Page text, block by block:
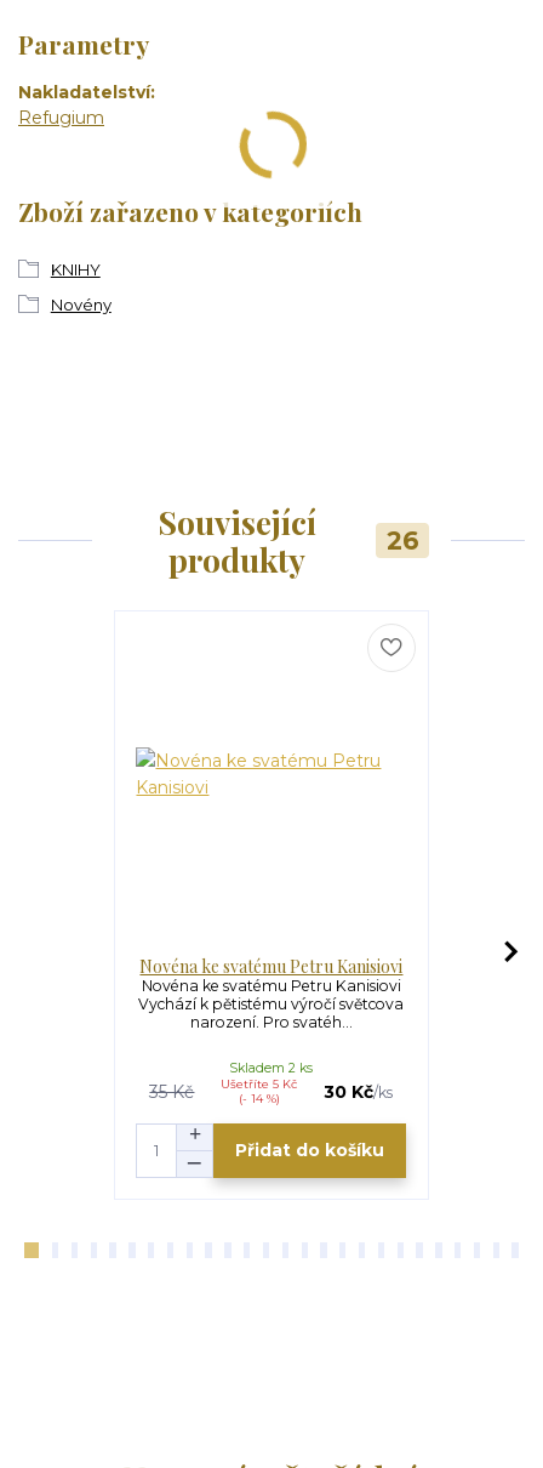
Parametry
Nakladatelství
Refugium
Zboží zařazeno v kategoriích
KNIHY
Novény
Související
produkty
26
Novéna ke svatému Petru Kanisiovi
Novéna ke svatému Petru Kanisiovi
Vychází k pětistému výročí světcova
narození. Pro svatéh...
35 Kč
Ušetříte 5 Kč
(- 14 %)
30 Kč/ks
Skladem 2 ks
Přidat do košíku
Novéna